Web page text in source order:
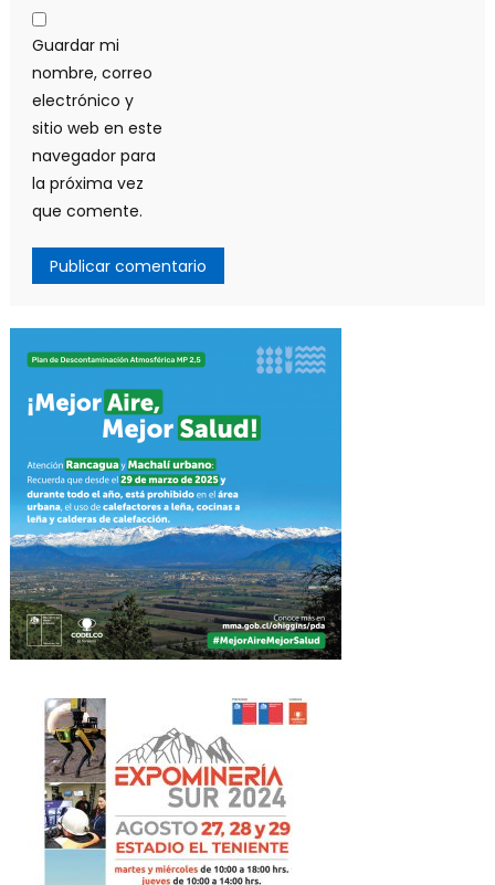
Guardar mi
nombre, correo
electrónico y
sitio web en este
navegador para
la próxima vez
que comente.